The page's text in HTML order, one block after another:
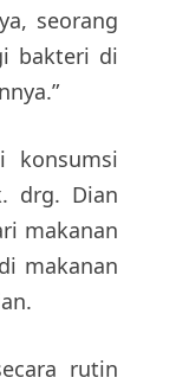
seorang
bakteri di
konsumsi
drg. Dian
makanan
makanan
rutin